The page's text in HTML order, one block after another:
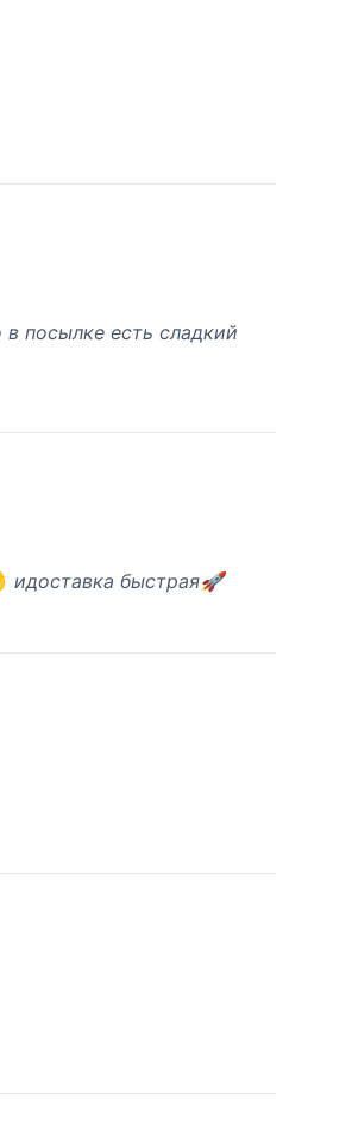
посылке есть сладкий
идоставка быстрая🚀